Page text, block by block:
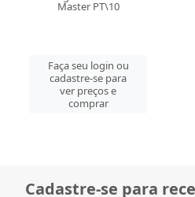
Master PT\10
Faça seu login ou
cadastre-se para
ver preços e
comprar
Cadastre-se para